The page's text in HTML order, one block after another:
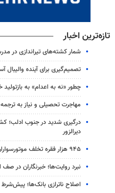
تازه‌ترین اخبار
شمار کشته‌های تیراندازی در مدرسه‌ای
تصمیم‌گیری برای آینده والیبال
چطور «نه به اعدام» به
مهاجرت تحصیلی و نیاز به
دیرالزور
۹۴۵ هزار فقره تخلف موتورسواران در تهران
نبرد روایت‌ها؛ خبرنگاران در صف
اصلاح ناترازی بانک‌ها؛